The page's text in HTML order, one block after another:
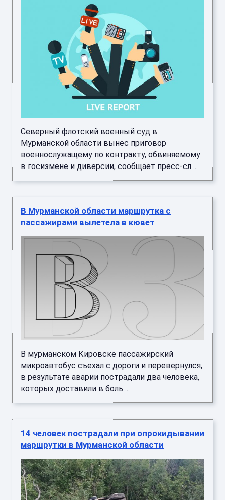
Северный флотский военный суд в
Мурманской области вынес приговор
военнослужащему по контракту, обвиняемому
в госизмене и диверсии, сообщает пресс-сл ...
В Мурманской области маршрутка с
пассажирами вылетела в кювет
В мурманском Кировске пассажирский
микроавтобус съехал с дороги и перевернулся,
в результате аварии пострадали два человека,
которых доставили в боль ...
14 человек пострадали при опрокидывании
маршрутки в Мурманской области